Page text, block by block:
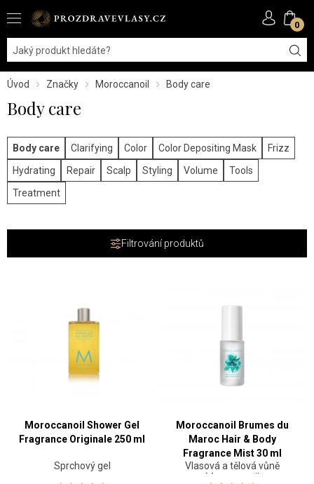
0
Úvod Značky Moroccanoil Body care
Body care
Body care Clarifying Color Color Depositing Mask
Frizz
Hydrating
Repair Scalp Styling Volume
Tools
Treatment
Filtrování produktů
Moroccanoil Shower Gel
Fragrance Originale 250 ml
Sprchový gel
Moroccanoil Brumes du
Maroc Hair & Body
Fragrance Mist 30 ml
Vlasová a tělová vůně
Moroccanoil